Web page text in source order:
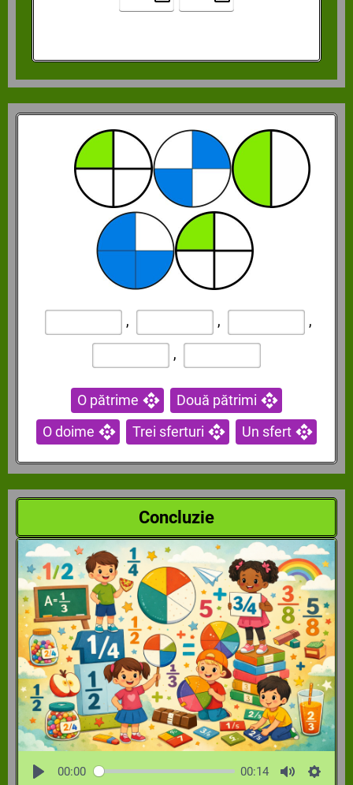
, ,
,
,
O pătrime
Două pătrimi
O doime
Trei sferturi Un sfert
Concluzie
00:00 00:14